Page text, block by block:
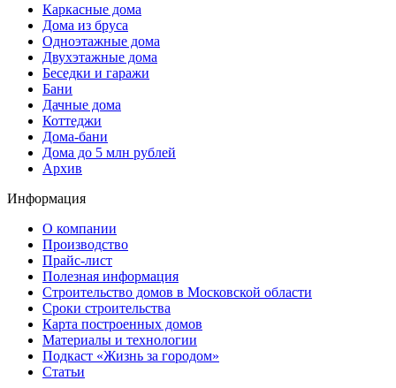
Каркасные дома
Дома из бруса
Одноэтажные дома
Двухэтажные дома
Беседки и гаражи
Бани
Дачные дома
Коттеджи
Дома-бани
Дома до 5 млн рублей
Архив
Информация
О компании
Производство
Прайс-лист
Полезная информация
Строительство домов в Московской области
Сроки строительства
Карта построенных домов
Материалы и технологии
Подкаст «Жизнь за городом»
Статьи